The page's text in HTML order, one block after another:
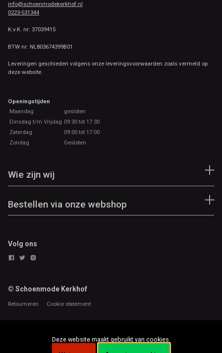
info@schoenmodekerkhof.nl
0223-531344
K.v.K. nr: 37039415
BTW nr: NL803674399B01
Leveringen geschieden volgens onze leveringsvoorwaarden zoals vermeld op
deze website.
Openingstijden
Maandag
gesloten
Dinsdag t/m Vrijdag 09:30 tot 17.30
Zaterdag
09:00 tot 17:00
Zondag
Gesloten
Wie zijn wij
Bestellen via onze webshop
Volg ons
© Schoenmode Kerkhof
Retourneren Cookie statement
Deze website maakt gebruikt van cookies.